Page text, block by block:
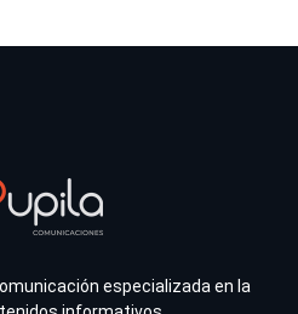
especializada en la